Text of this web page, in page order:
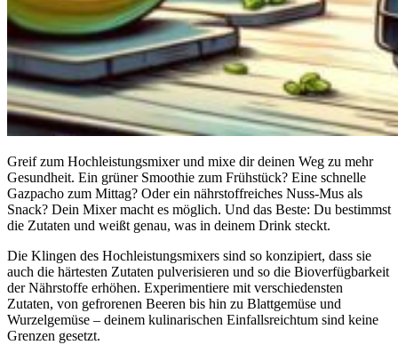
Greif zum Hochleistungsmixer und mixe dir deinen Weg zu mehr
Gesundheit. Ein grüner Smoothie zum Frühstück? Eine schnelle
Gazpacho zum Mittag? Oder ein nährstoffreiches Nuss-Mus als
Snack? Dein Mixer macht es möglich. Und das Beste: Du bestimmst
die Zutaten und weißt genau, was in deinem Drink steckt.
Die Klingen des Hochleistungsmixers sind so konzipiert, dass sie
auch die härtesten Zutaten pulverisieren und so die Bioverfügbarkeit
der Nährstoffe erhöhen. Experimentiere mit verschiedensten
Zutaten, von gefrorenen Beeren bis hin zu Blattgemüse und
Wurzelgemüse – deinem kulinarischen Einfallsreichtum sind keine
Grenzen gesetzt.